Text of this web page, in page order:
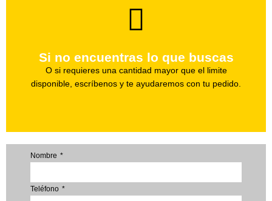
Si no encuentras lo que buscas
O si requieres una cantidad mayor que el limite
disponible, escríbenos y te ayudaremos con tu pedido.
Haz tu pedido
Nombre
Teléfono